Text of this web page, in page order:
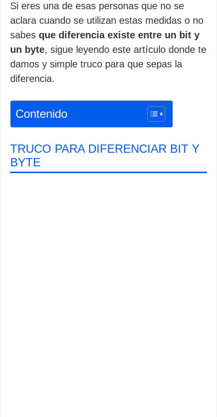
Si eres una de esas personas que no se
aclara cuando se utilizan estas medidas o no
sabes que diferencia existe entre un bit y
un byte, sigue leyendo este artículo donde te
damos y simple truco para que sepas la
diferencia.
Contenido
TRUCO PARA DIFERENCIAR BIT Y
BYTE